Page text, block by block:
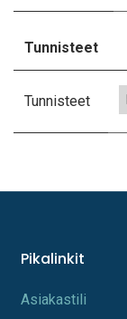
Tunnisteet
Tunnisteet
Pikalinkit
A​s​iakastili